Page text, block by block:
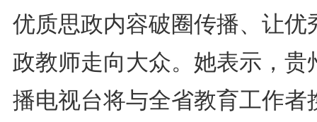
优质思政内容破圈传播、让优
政教师走向大众。她表示，贵
播电视台将与全省教育工作者